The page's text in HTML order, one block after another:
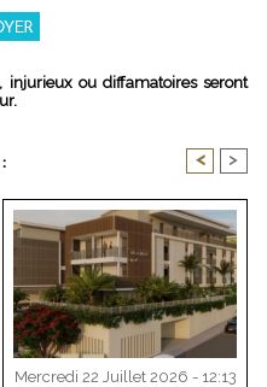
injurieux ou diffamatoires seront
< >
Mercredi 22 Juillet 2026 - 12:13